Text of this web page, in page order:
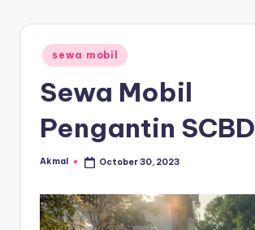
Posted
in
sewa mobil
Sewa Mobil
Pengantin SCBD
Posted
Akmal October 30, 2023